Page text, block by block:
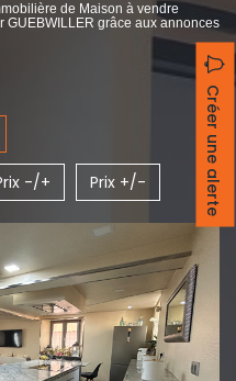
de Maison à vendre
GUEBWILLER grâce aux annonces
Créer une alerte
-/+ Prix +/-